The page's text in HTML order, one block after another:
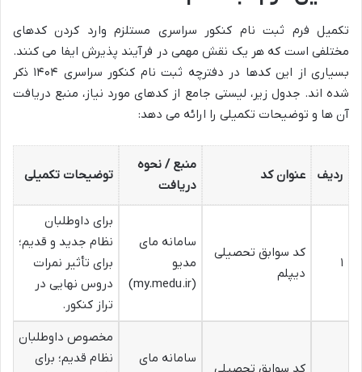
تکمیل فرم ثبت نام کنکور سراسری مستلزم وارد کردن کدهای
مختلفی است که هر یک نقش مهمی در فرآیند پذیرش ایفا می کنند.
بسیاری از این کدها در دفترچه ثبت نام کنکور سراسری ۱۴۰۴ ذکر
شده اند. جدول زیر، لیستی جامع از کدهای مورد نیاز، منبع دریافت
آن ها و توضیحات تکمیلی را ارائه می دهد:
ردیف عنوان کد
منبع / نحوه
دریافت
توضیحات تکمیلی
۱
کد سوابق تحصیلی
دیپلم
سامانه مای
مدیو
(my.medu.ir)
برای داوطلبان
نظام جدید و قدیم؛
برای تأثیر نمرات
دروس نهایی در
تراز کنکور.
کد سوابق تحصیلی
سامانه مای
مخصوص داوطلبان
نظام قدیم؛ برای